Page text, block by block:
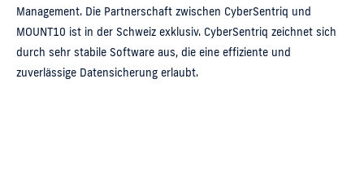
Management. Die Partnerschaft zwischen CyberSentriq und
MOUNT10 ist in der Schweiz exklusiv. CyberSentriq zeichnet sich
durch sehr stabile Software aus, die eine effiziente und
zuverlässige Datensicherung erlaubt.